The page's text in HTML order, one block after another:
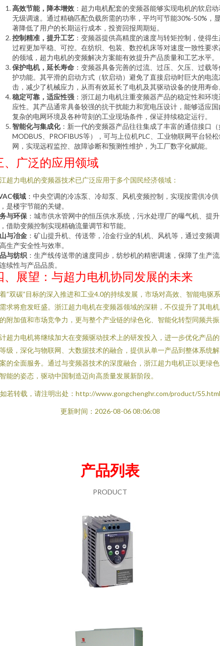
高效节能，降本增效 ：超力电机配套的变频器能够实现电机的软启
无级调速。通过精确匹配负载所需的功率，平均可节能30%-50%，
著降低了用户的长期运行成本，投资回报周期短。
控制精准，提升工艺 ：变频器提供高精度的速度与转矩控制，使得
过程更加平稳、可控。在纺织、包装、数控机床等对速度一致性要求
的领域，超力电机的变频解决方案能有效提升产品质量和工艺水平。
保护电机，延长寿命 ：变频器具备完善的过流、过压、欠压、过载
护功能。其平滑的启动方式（软启动）避免了直接启动时巨大的电流
击，减少了机械应力，从而有效延长了电机及其驱动设备的使用寿命
稳定可靠，适应性强 ：浙江超力电机注重变频器产品的稳定性和环
应性。其产品通常具备较强的抗干扰能力和宽电压设计，能够适应国
复杂的电网环境及各种苛刻的工业现场条件，保证持续稳定运行。
智能化与集成化：新一代的变频器产品往往集成了丰富的通信接口（
MODBUS、PROFIBUS等），可与上位机PLC、工业物联网平台轻
网，实现远程监控、故障诊断和预测性维护，为工厂数字化赋能。
、广泛的应用领域
超力电机的变频器技术已广泛应用于多个国民经济领域：
领域 ：中央空调的冷冻泵、冷却泵、风机变频控制，实现按需供冷供
是楼宇节能的关键。
与环保 ：城市供水管网中的恒压供水系统，污水处理厂的曝气机、提升
借助变频控制实现精确流量调节和节能。
与冶金 ：矿山提升机、传送带，冶金行业的轧机、风机等，通过变频
生产安全性与效率。
与纺织 ：生产线传送带的速度同步，纺纱机的精密调速，保障了生产
续性与产品品质。
、展望：与超力电机协同发展的未来
“双碳”目标的深入推进和工业4.0的持续发展，市场对高效、智能电驱
求将愈发旺盛。浙江超力电机在变频器领域的深耕，不仅提升了其电
附加值和市场竞争力，更与整个产业链的绿色化、智能化转型同频共
超力电机将继续加大在变频驱动技术上的研发投入，进一步优化产品
级，深化与物联网、大数据技术的融合，提供从单一产品到整体系统
的全面服务。通过与变频器技术的深度融合，浙江超力电机正以更绿
能的姿态，驱动中国制造迈向高质量发展新阶段。
如若转载，请注明出处：http://www.gongchenghr.com/product/55.html
更新时间：2026-08-06 08:06:08
产品列表
PRODUCT